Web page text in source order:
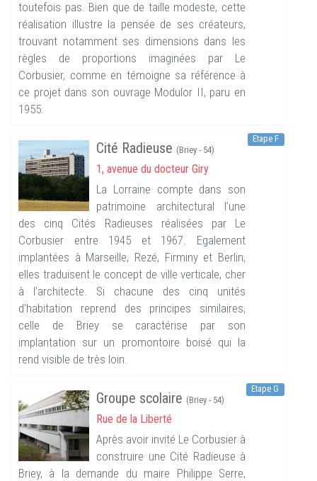
toutefois pas. Bien que de taille modeste, cette
réalisation illustre la pensée de ses créateurs,
trouvant notamment ses dimensions dans les
règles de proportions imaginées par Le
Corbusier, comme en témoigne sa référence à
ce projet dans son ouvrage Modulor II, paru en
1955.
Etape F
Cité Radieuse (Briey - 54)
1, avenue du docteur Giry
La Lorraine compte dans son
patrimoine architectural l’une
des cinq Cités Radieuses réalisées par Le
Corbusier entre 1945 et 1967. Egalement
implantées à Marseille, Rezé, Firminy et Berlin,
elles traduisent le concept de ville verticale, cher
à l’architecte. Si chacune des cinq unités
d’habitation reprend des principes similaires,
celle de Briey se caractérise par son
implantation sur un promontoire boisé qui la
rend visible de très loin.
Etape G
Groupe scolaire (Briey - 54)
Rue de la Liberté
Après avoir invité Le Corbusier à
construire une Cité Radieuse à
Briey, à la demande du maire Philippe Serre,